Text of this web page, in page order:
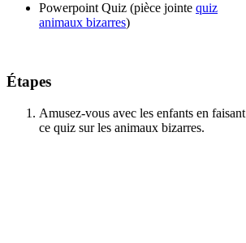
Powerpoint Quiz (pièce jointe quiz
animaux bizarres)
Étapes
Amusez-vous avec les enfants en faisant
ce quiz sur les animaux bizarres.